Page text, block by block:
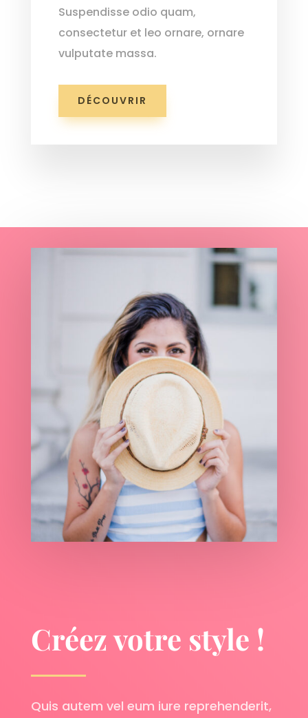
Suspendisse odio quam,
consectetur et leo ornare, ornare
vulputate massa.
DÉCOUVRIR
Créez votre style !
Quis autem vel eum iure reprehenderit,